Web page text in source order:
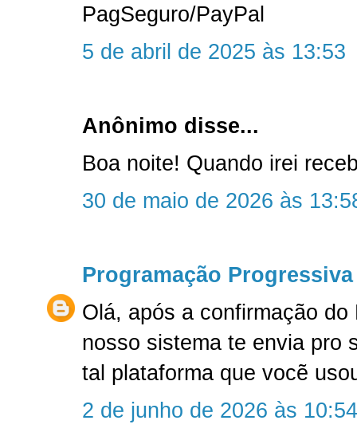
PagSeguro/PayPal
5 de abril de 2025 às 13:53
Anônimo disse...
Boa noite! Quando irei
30 de maio de 2026 às
Programação Progressiva
Olá, após a confirmação
nosso sistema te envia pro
tal plataforma que vocẽ
2 de junho de 2026 às 10:54